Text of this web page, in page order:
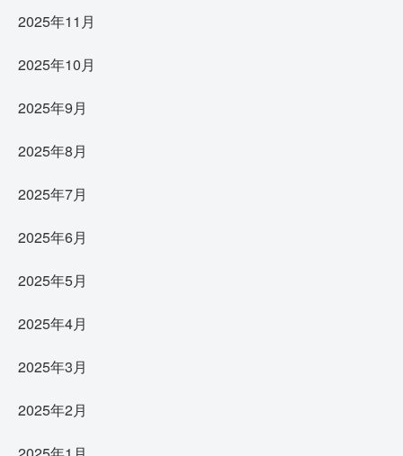
2025年11月
2025年10月
2025年9月
2025年8月
2025年7月
2025年6月
2025年5月
2025年4月
2025年3月
2025年2月